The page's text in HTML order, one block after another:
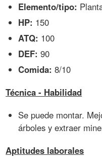
Elemento/tipo:
HP: 150
ATQ: 100
DEF: 90
Comida: 8/10
Técnica - Habilidad
Se puede montar.
árboles y extraer
Aptitudes laborales